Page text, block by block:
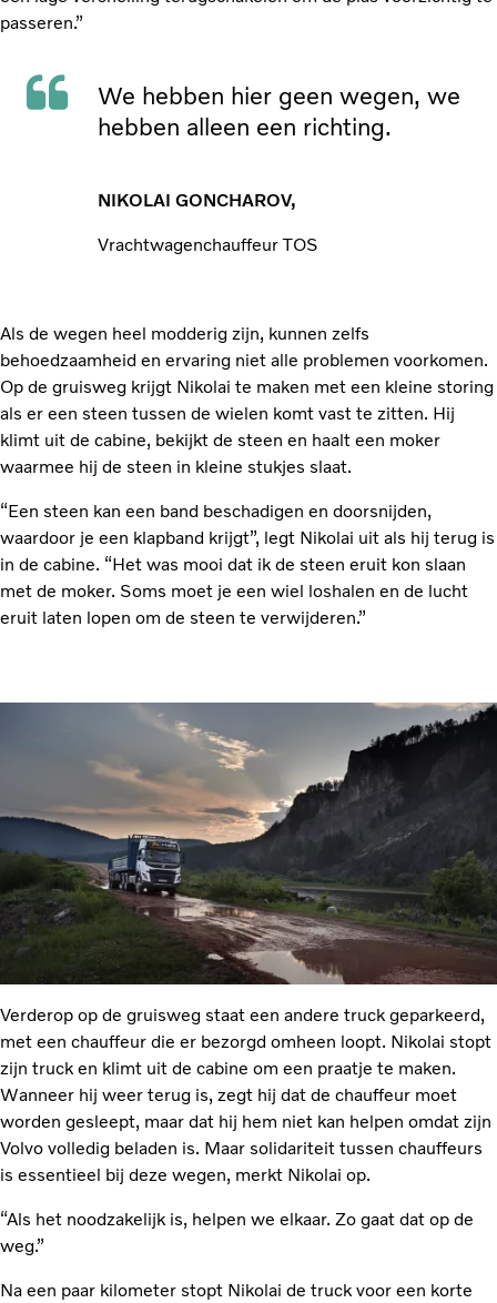
passeren.”
We hebben hier geen wegen, we
hebben alleen een richting.
NIKOLAI GONCHAROV,
Vrachtwagenchauffeur TOS
Als de wegen heel modderig zijn, kunnen zelfs
behoedzaamheid en ervaring niet alle problemen voorkomen.
Op de gruisweg krijgt Nikolai te maken met een kleine storing
als er een steen tussen de wielen komt vast te zitten. Hij
klimt uit de cabine, bekijkt de steen en haalt een moker
waarmee hij de steen in kleine stukjes slaat.
“Een steen kan een band beschadigen en doorsnijden,
waardoor je een klapband krijgt”, legt Nikolai uit als hij terug is
in de cabine. “Het was mooi dat ik de steen eruit kon slaan
met de moker. Soms moet je een wiel loshalen en de lucht
eruit laten lopen om de steen te verwijderen.”
Verderop op de gruisweg staat een andere truck geparkeerd,
met een chauffeur die er bezorgd omheen loopt. Nikolai stopt
zijn truck en klimt uit de cabine om een praatje te maken.
Wanneer hij weer terug is, zegt hij dat de chauffeur moet
worden gesleept, maar dat hij hem niet kan helpen omdat zijn
Volvo volledig beladen is. Maar solidariteit tussen chauffeurs
is essentieel bij deze wegen, merkt Nikolai op.
“Als het noodzakelijk is, helpen we elkaar. Zo gaat dat op de
weg.”
Na een paar kilometer stopt Nikolai de truck voor een korte